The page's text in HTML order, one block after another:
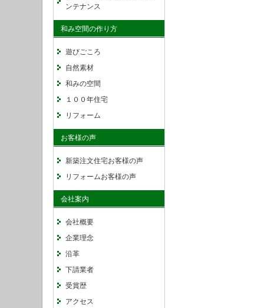
ンテナンス
和み空間の作り方
遊びごころ
自然素材
和みの空間
１００年住宅
リフォーム
お客様の声
新築注文住宅お客様の声
リフォームお客様の声
会社案内
会社概要
企業理念
沿革
下請業者
受賞歴
アクセス